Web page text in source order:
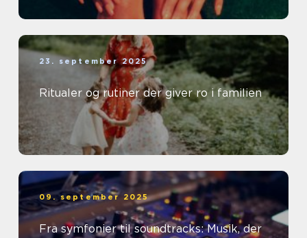
23. september 2025
Ritualer og rutiner der giver ro i familien
09. september 2025
Fra symfonier til soundtracks: Musik, der